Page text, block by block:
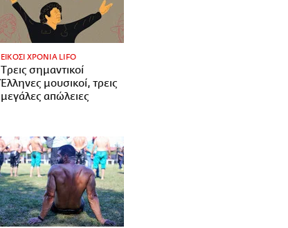
ΕΙΚΟΣΙ ΧΡΟΝΙΑ LIFO
Tρεις σημαντικοί
Έλληνες μουσικοί, τρεις
μεγάλες απώλειες